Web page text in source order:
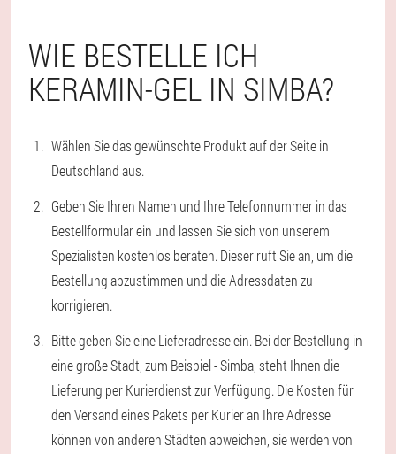
WIE BESTELLE ICH
KERAMIN-GEL IN SIMBA?
Wählen Sie das gewünschte Produkt auf der Seite in
Deutschland aus.
Geben Sie Ihren Namen und Ihre Telefonnummer in das
Bestellformular ein und lassen Sie sich von unserem
Spezialisten kostenlos beraten. Dieser ruft Sie an, um die
Bestellung abzustimmen und die Adressdaten zu
korrigieren.
Bitte geben Sie eine Lieferadresse ein. Bei der Bestellung in
eine große Stadt, zum Beispiel - Simba, steht Ihnen die
Lieferung per Kurierdienst zur Verfügung. Die Kosten für
den Versand eines Pakets per Kurier an Ihre Adresse
können von anderen Städten abweichen, sie werden von